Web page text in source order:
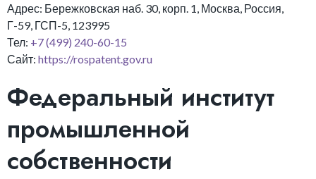
Адрес: Бережковская наб. 30, корп. 1, Москва, Россия,
Г-59, ГСП-5, 123995
Тел: +7 (499) 240-60-15
Сайт: https://rospatent.gov.ru
Федеральный институт
промышленной
собственности